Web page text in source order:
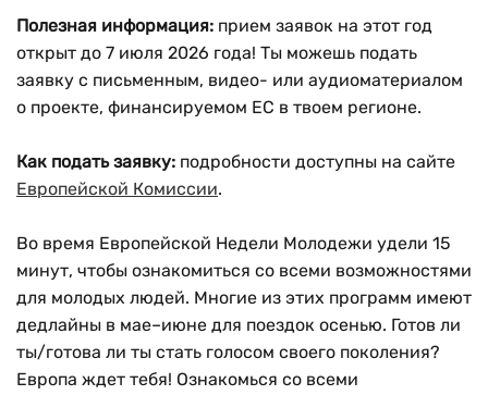
Полезная информация: прием заявок на этот год
открыт до 7 июля 2026 года! Ты можешь подать
заявку с письменным, видео- или аудиоматериалом
о проекте, финансируемом ЕС в твоем регионе.
Как подать заявку: подробности доступны на сайте
Европейской Комиссии.
Во время Европейской Недели Молодежи удели 15
минут, чтобы ознакомиться со всеми возможностями
для молодых людей. Многие из этих программ имеют
дедлайны в мае–июне для поездок осенью. Готов ли
ты/готова ли ты стать голосом своего поколения?
Европа ждет тебя! Ознакомься со всеми